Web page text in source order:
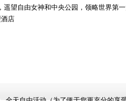
遥望自由女神和中央公园，领略世界第一
店